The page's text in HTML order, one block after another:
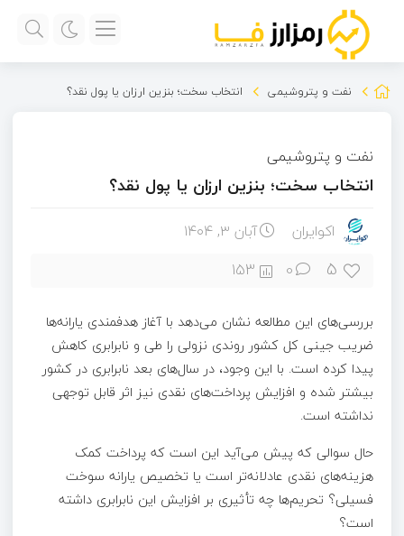
نفت و پتروشیمی انتخاب سخت؛ بنزین ارزان یا پول نقد؟
نفت و پتروشیمی
انتخاب سخت؛ بنزین ارزان یا پول نقد؟
اکوایران آبان ۳, ۱۴۰۴
5
0
153
بررسی‌های این مطالعه نشان می‌دهد با آغاز هدفمندی یارانه‌ها
ضریب جینی کل کشور روندی نزولی را طی و نابرابری کاهش
پیدا کرده است. با این وجود، در سال‌های بعد نابرابری در کشور
بیشتر شده و افزایش پرداخت‌های نقدی نیز اثر قابل توجهی
نداشته است.
حال سوالی که پیش می‌آید این است که پرداخت کمک
هزینه‌های نقدی عادلانه‌تر است یا تخصیص یارانه سوخت
فسیلی؟ تحریم‌ها چه تأثیری بر افزایش این نابرابری داشته
است؟